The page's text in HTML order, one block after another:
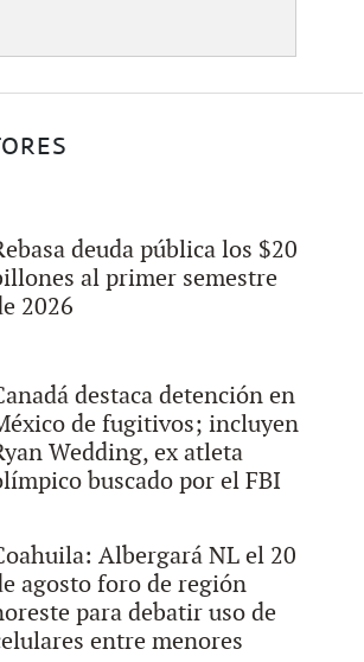
deuda pública los $20
al primer semestre
2026
destaca detención en
de fugitivos; incluyen
Wedding, ex atleta
buscado por el FBI
Albergará NL el 20
agosto foro de región
para debatir uso de
entre menores